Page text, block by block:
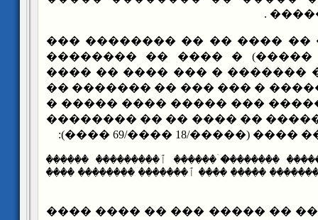
������ �� �� ���� �� ��
���� �� ��� (�. �����) �
����� ������ �� ������� �
�� ������ ��������� � ���
���� ����� �������� ���
������� ��� �� ����� ��
��� ���� ����� ��
��������ۤ������ ٱ��������� ������
����� ���� ٱ������� �������� ����
���� ���� ��� �� ����� ���